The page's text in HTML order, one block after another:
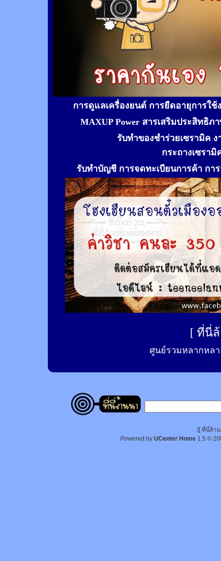
การดูแลเครื่องยนต์ การยืดอายุการใ
MAXUP Power สารเสริมประสิทธิ
รับทำของชำร่วยเซรามิค
กระถางเซรา
รับทำบัญชี การจดทะเบียนการค้า กา
[ ที่นี่
ศูนย์รวมหลากหลา
[[ ที่นี่ล้า
Powered by UCenter Home 1.5 ©